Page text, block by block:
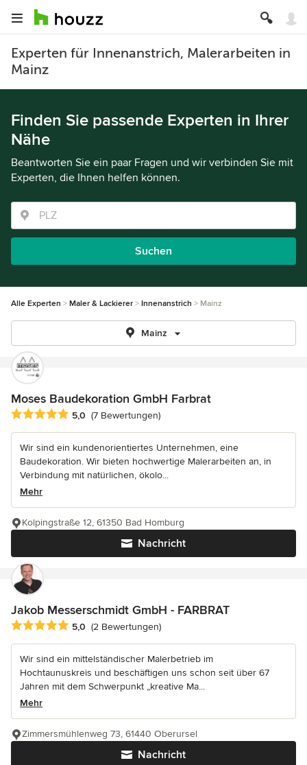
Experten für Innenanstrich, Malerarbeiten in
Mainz
Finden Sie passende Experten in Ihrer
Nähe
Beantworten Sie ein paar Fragen und wir verbinden Sie mit
Experten, die Ihnen helfen können.
Suchen
Alle Experten Maler & Lackierer Innenanstrich Mainz
Mainz
Moses Baudekoration GmbH Farbrat
Durchschnittliche Bewertung: 5 von 5 Sternen
5,0 (7 Bewertungen)
Wir sind ein kundenorientiertes Unternehmen, eine
Baudekoration. Wir bieten hochwertige Malerarbeiten an, in
Verbindung mit natürlichen, ökolo...
Mehr
Nachricht
Kolpingstraße 12, 61350 Bad Homburg
Jakob Messerschmidt GmbH - FARBRAT
Durchschnittliche Bewertung: 5 von 5 Sternen
5,0 (2 Bewertungen)
Wir sind ein mittelständischer Malerbetrieb im
Hochtaunuskreis und beschäftigen uns schon seit über 67
Jahren mit dem Schwerpunkt „kreative Ma...
Mehr
Nachricht
Zimmersmühlenweg 73, 61440 Oberursel